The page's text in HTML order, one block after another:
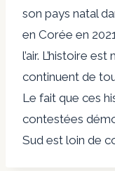
son pays natal
en Corée en
l’air. L’histoire
continuent de
Le fait que ces
contestées
Sud est loin de